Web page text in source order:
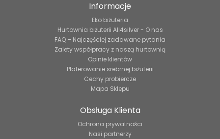
Informacje
Eko biżuteria
Hurtownia biżuterii All4silver - O nas
FAQ – Najczęściej zadawane pytania
Zalety współpracy z naszą hurtownią
Opinie klientów
Platerowanie srebrnej biżuterii
Cechy probiercze
Mapa Sklepu
Obsługa Klienta
Ochrona prywatności
Nasi partnerzy